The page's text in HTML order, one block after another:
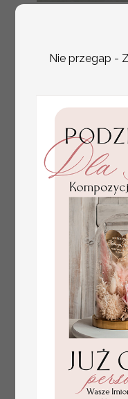
lub srebrne napisy
tłoczone kwiaty na
numerki na stół
Nie przegap -